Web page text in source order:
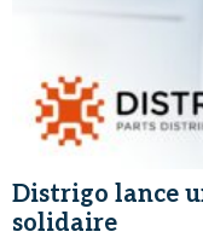
Distrigo lance
solidaire